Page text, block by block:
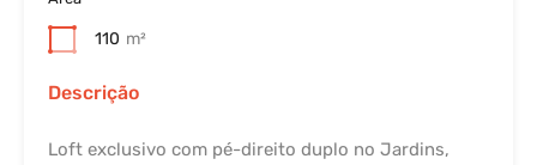
110 m²
Descrição
Loft exclusivo com pé-direito duplo no Jardins,